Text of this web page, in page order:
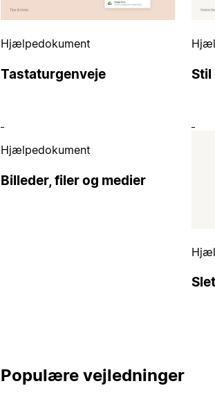
Hjælpedokument
Tastaturgenveje Stil
Hjælpedokument
Billeder, filer og medier
Populære vejledninger